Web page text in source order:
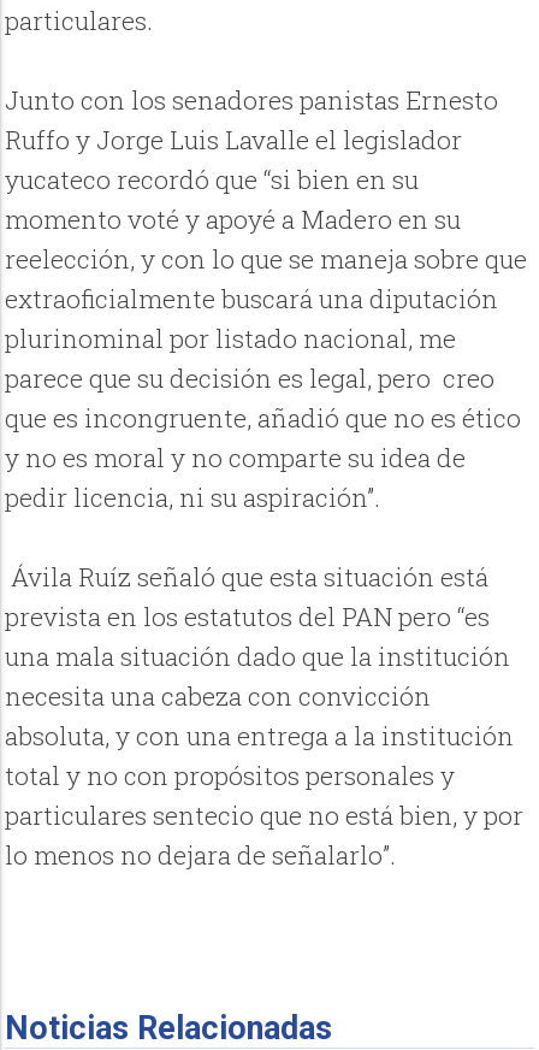
particulares.
Junto con los senadores panistas Ernesto
Ruffo y Jorge Luis Lavalle el legislador
yucateco recordó que “si bien en su
momento voté y apoyé a Madero en su
reelección, y con lo que se maneja sobre que
extraoficialmente buscará una diputación
plurinominal por listado nacional, me
parece que su decisión es legal, pero creo
que es incongruente, añadió que no es ético
y no es moral y no comparte su idea de
pedir licencia, ni su aspiración”.
Ávila Ruíz señaló que esta situación está
prevista en los estatutos del PAN pero “es
una mala situación dado que la institución
necesita una cabeza con convicción
absoluta, y con una entrega a la institución
total y no con propósitos personales y
particulares sentecio que no está bien, y por
lo menos no dejara de señalarlo”.
Noticias Relacionadas